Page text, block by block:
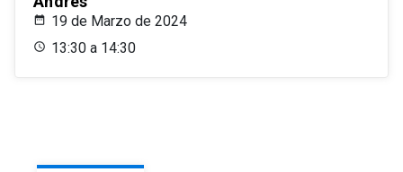
19 de Marzo de 2024
13:30 a 14:30